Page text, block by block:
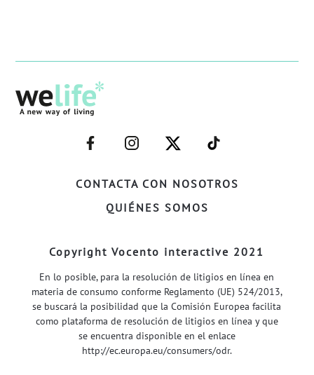
CONTACTA CON NOSOTROS
QUIÉNES SOMOS
–
FACEBOOK–
–
INSTAGRAM–
–
TWITTER–
–
WELIFE–
Copyright Vocento interactive 2021
En lo posible, para la resolución de litigios en línea en
materia de consumo conforme Reglamento (UE) 524/2013,
se buscará la posibilidad que la Comisión Europea facilita
como plataforma de resolución de litigios en línea y que
se encuentra disponible en el enlace
http://ec.europa.eu/consumers/odr.